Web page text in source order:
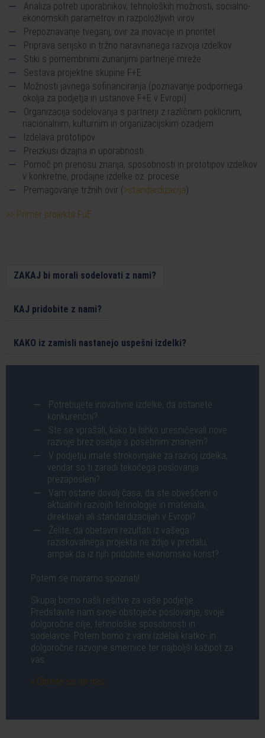
Analiza potreb uporabnikov, tehnoloških možnosti, socialno-
ekonomskih parametrov in razpoložljivih virov
Prepoznavanje tveganj, ovir za inovacije in prioritet
Priprava serijsko in tržno naravnanega razvoja izdelkov
Stiki s pomembnimi zunanjimi partnerje mreže
Sestava projektne skupine F+E
Možnosti javnega sofinanciranja (poznavanje podpornega
okolja za podjetja in ustanove F+E v Evropi)
Organizacija sodelovanja s partnerji z različnim poklicnim,
nacionalnim, kulturnim in organizacijskim ozadjem
Izdelava prototipov
Preizkusi dizajna in uporabnosti
Pomoč pri prenosu znanja, sposobnosti in prototipov izdelkov
v konkretne, prodajne izdelke oz. procese
Premagovanje tržnih ovir (>standardizacija)
>> Primer projekta FuE
ZAKAJ bi morali sodelovati z nami?
KAJ pridobite z nami?
KAKO iz zamisli nastanejo uspešni izdelki?
Potrebujete inovativne izdelke, da ostanete
konkurenčni?
Ste se vprašali, kako bi lahko uresničevali nove
razvoje brez osebja s posebnim znanjem?
V podjetju imate strokovnjake za razvoj izdelka,
vendar so ti zaradi tekočega poslovanja
prezaposleni?
Vam ostane dovolj časa, da ste obveščeni o
aktualnih razvojih tehnologije in materiala,
direktivah ali standardizacijah v Evropi?
Želite, da obetavni rezultati iz vašega
raziskovalnega projekta ne ždijo v predalu,
ampak da iz njih pridobite ekonomsko korist?
Potem se moramo spoznati!
Skupaj bomo našli rešitve za vaše podjetje:
Predstavite nam svoje obstoječe poslovanje, svoje
dolgoročne cilje, tehnološke sposobnosti in
sodelavce. Potem bomo z vami izdelali kratko- in
dolgoročne razvojne smernice ter najboljši kažipot za
vas.
» Obrnite se na nas